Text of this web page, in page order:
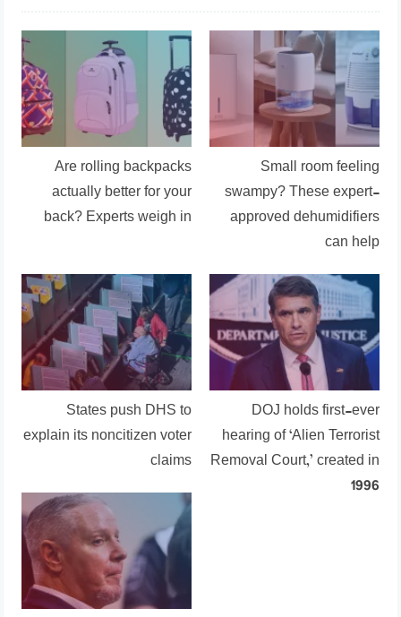
Small room feeling
swampy? These expert-
approved dehumidifiers
can help
Are rolling backpacks
actually better for your
back? Experts weigh in
DOJ holds first-ever
hearing of ‘Alien Terrorist
Removal Court,’ created in
1996
States push DHS to
explain its noncitizen voter
claims